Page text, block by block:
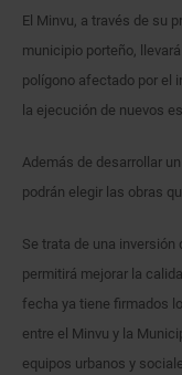
El Minvu, a través de su
municipio porteño,
polígono afectado por el
la ejecución de nuevos
Además de desarrollar
podrán elegir las obras
Se trata de una
permitirá mejorar la
fecha ya tiene firmados
entre el Minvu y la
equipos urbanos y